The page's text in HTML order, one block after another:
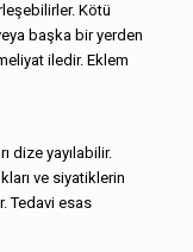
Kö­tü
başka bir yer­den
iledir. Eklem
dize yayılabi­lir.
ve siyatikle­rin
Tedavi esas